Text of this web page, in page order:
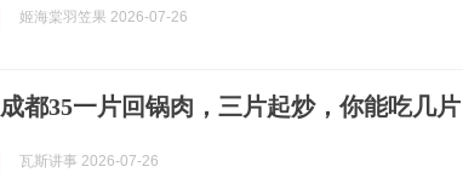
姬海棠羽笠果 2026-07-26
成都35一片回锅肉，三片起炒，你能吃几片
瓦斯讲事 2026-07-26